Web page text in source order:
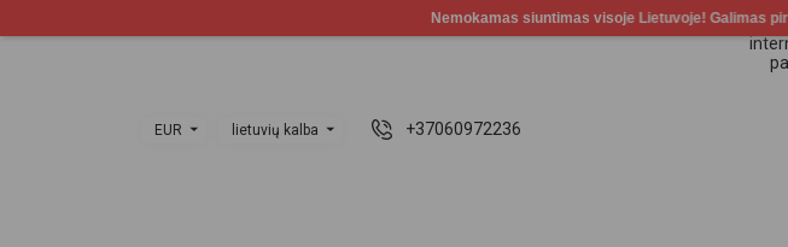
EUR lietuvių kalba +37060972236